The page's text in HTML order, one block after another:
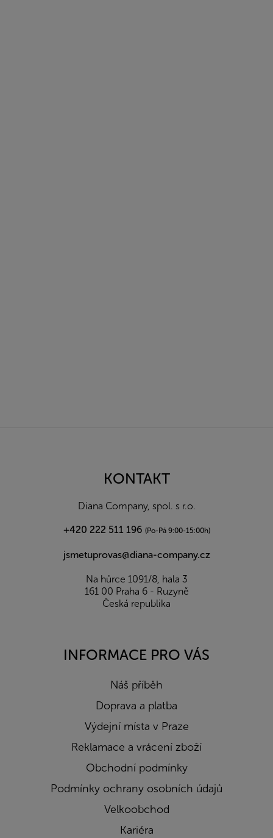
KONTAKT
Diana Company, spol. s r.o.
+420 222 511 196 (Po-Pá 9:00-15:00h)
jsmetuprovas@diana-company.cz
Na hůrce 1091/8, hala 3
161 00 Praha 6 - Ruzyně
Česká republika
INFORMACE PRO VÁS
Náš příběh
Doprava a platba
Výdejní místa v Praze
Reklamace a vrácení zboží
Obchodní podmínky
Podmínky ochrany osobních údajů
Velkoobchod
Kariéra